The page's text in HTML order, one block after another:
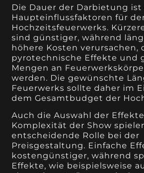
Die Dauer der Darbietung
Haupteinflussfaktoren für
Hochzeitsfeuerwerks.
sind günstiger, während
höhere Kosten verursachen,
pyrotechnische Effekte und
Mengen an
werden. Die gewünschte
Feuerwerks sollte daher im
dem Gesamtbudget der
Auch die Auswahl der
Komplexität der Show
entscheidende Rolle bei der
Preisgestaltung. Einfache
kostengünstiger, während
Effekte, wie beispielsweise